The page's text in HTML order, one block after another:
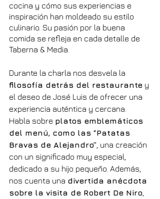
cocina y cómo sus experiencias e
inspiración han moldeado su estilo
culinario. Su pasión por la buena
comida se refleja en cada detalle de
Taberna & Media.
Durante la charla nos desvela la
filosofía detrás del restaurante y
el deseo de José Luis de ofrecer una
experiencia auténtica y cercana.
Habla sobre platos emblemáticos
del menú, como las “Patatas
Bravas de Alejandro” , una creación
con un significado muy especial,
dedicado a su hijo pequeño. Además,
nos cuenta una divertida anécdota
sobre la visita de Robert De Niro